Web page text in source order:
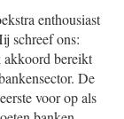
enthousiast
schreef ons:
akkoord bereikt
De
voor op als